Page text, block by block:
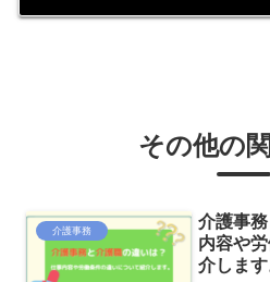
その他の
介護事務
介護事
内容や
介します